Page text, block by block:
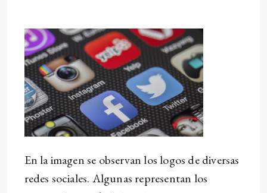
En la imagen se observan los logos de diversas
redes sociales. Algunas representan los